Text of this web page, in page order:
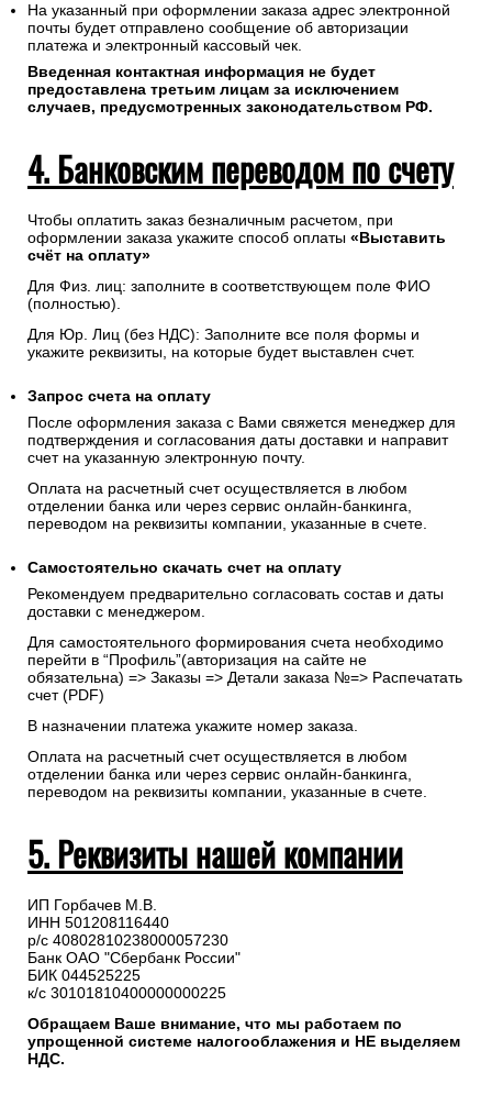
На указанный при оформлении заказа адрес электронной
почты будет отправлено сообщение об авторизации
платежа и электронный кассовый чек.
Введенная контактная информация не будет
предоставлена третьим лицам за исключением
случаев, предусмотренных законодательством РФ.
4. Банковским переводом по счету
Чтобы оплатить заказ безналичным расчетом, при
оформлении заказа укажите способ оплаты «Выставить
счёт на оплату»
Для Физ. лиц: заполните в соответствующем поле ФИО
(полностью).
Для Юр. Лиц (без НДС): Заполните все поля формы и
укажите реквизиты, на которые будет выставлен счет.
Запрос счета на оплату
После оформления заказа с Вами свяжется менеджер для
подтверждения и согласования даты доставки и направит
счет на указанную электронную почту.
Оплата на расчетный счет осуществляется в любом
отделении банка или через сервис онлайн-банкинга,
переводом на реквизиты компании, указанные в счете.
Самостоятельно скачать счет на оплату
Рекомендуем предварительно согласовать состав и даты
доставки с менеджером.
Для самостоятельного формирования счета необходимо
перейти в “Профиль”(авторизация на сайте не
обязательна) => Заказы => Детали заказа №=> Распечатать
счет (PDF)
В назначении платежа укажите номер заказа.
Оплата на расчетный счет осуществляется в любом
отделении банка или через сервис онлайн-банкинга,
переводом на реквизиты компании, указанные в счете.
5. Реквизиты нашей компании
ИП Горбачев М.В.
ИНН 501208116440
р/с 40802810238000057230
Банк ОАО "Сбербанк России"
БИК 044525225
к/с 30101810400000000225
Обращаем Ваше внимание, что мы работаем по
упрощенной системе налогооблажения и НЕ выделяем
НДС.